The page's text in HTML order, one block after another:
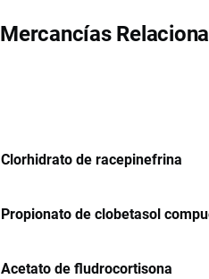
Mercancías
Clorhidrato de racepinefrina
Propionato de clobetasol
Acetato de fludrocortisona